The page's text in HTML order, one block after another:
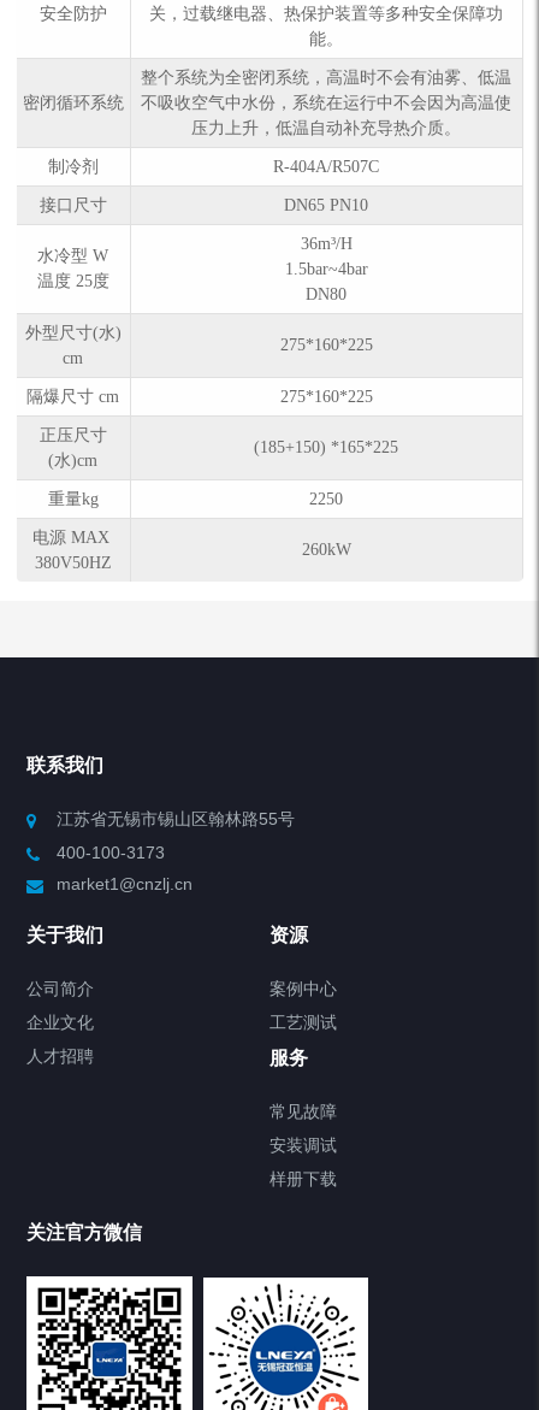
安全防护
关，过载继电器、热保护装置等多种安全保障功
能。
密闭循环系统
整个系统为全密闭系统，高温时不会有油雾、低温
不吸收空气中水份，系统在运行中不会因为高温使
压力上升，低温自动补充导热介质。
制冷剂 R-404A/R507C
接口尺寸 DN65 PN10
水冷型 W
温度 25度
36m³/H
1.5bar~4bar
DN80
外型尺寸(水)
cm
275*160*225
隔爆尺寸 cm 275*160*225
正压尺寸
(水)cm
(185+150) *165*225
重量kg 2250
电源 MAX
380V50HZ
260kW
联系我们
江苏省无锡市锡山区翰林路55号
400-100-3173
market1@cnzlj.cn
关于我们
公司简介
企业文化
人才招聘
资源
案例中心
工艺测试
服务
常见故障
安装调试
样册下载
关注官方微信